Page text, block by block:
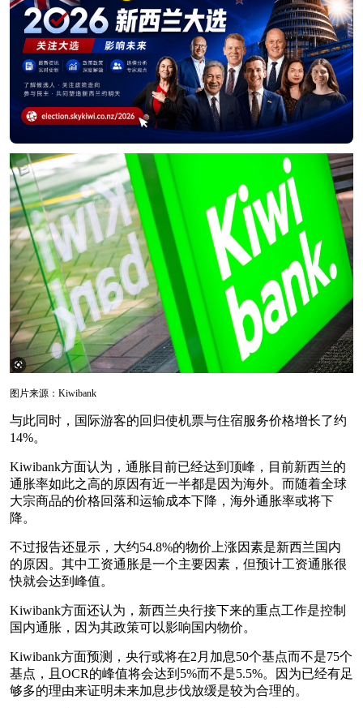
图片来源：Kiwibank
与此同时，国际游客的回归使机票与住宿服务价格增长了约
14%。
Kiwibank方面认为，通胀目前已经达到顶峰，目前新西兰的
通胀率如此之高的原因有近一半都是因为海外。而随着全球
大宗商品的价格回落和运输成本下降，海外通胀率或将下
降。
不过报告还显示，大约54.8%的物价上涨因素是新西兰国内
的原因。其中工资通胀是一个主要因素，但预计工资通胀很
快就会达到峰值。
Kiwibank方面还认为，新西兰央行接下来的重点工作是控制
国内通胀，因为其政策可以影响国内物价。
Kiwibank方面预测，央行或将在2月加息50个基点而不是75个
基点，且OCR的峰值将会达到5%而不是5.5%。因为已经有足
够多的理由来证明未来加息步伐放缓是较为合理的。